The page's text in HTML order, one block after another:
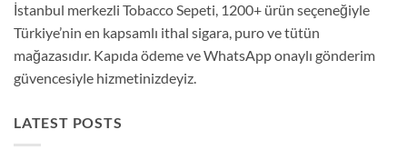
İstanbul merkezli Tobacco Sepeti, 1200+ ürün seçeneğiyle
Türkiye’nin en kapsamlı ithal sigara, puro ve tütün
mağazasıdır. Kapıda ödeme ve WhatsApp onaylı gönderim
güvencesiyle hizmetinizdeyiz.
LATEST POSTS